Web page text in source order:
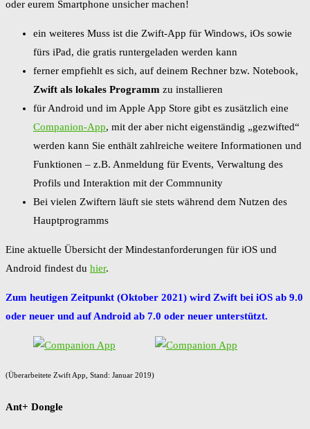
oder eurem Smartphone unsicher machen!
ein weiteres Muss ist die Zwift-App für Windows, iOs sowie
fürs iPad, die gratis runtergeladen werden kann
ferner empfiehlt es sich, auf deinem Rechner bzw. Notebook,
Zwift als lokales Programm zu installieren
für Android und im Apple App Store gibt es zusätzlich eine
Companion-App, mit der aber nicht eigenständig „gezwifted“
werden kann Sie enthält zahlreiche weitere Informationen und
Funktionen – z.B. Anmeldung für Events, Verwaltung des
Profils und Interaktion mit der Commnunity
Bei vielen Zwiftern läuft sie stets während dem Nutzen des
Hauptprogramms
Eine aktuelle Übersicht der Mindestanforderungen für iOS und
Android findest du hier.
Zum heutigen Zeitpunkt (Oktober 2021) wird Zwift bei iOS ab 9.0
oder neuer und auf Android ab 7.0 oder neuer unterstützt.
(Überarbeitete Zwift App, Stand: Januar 2019)
Ant+ Dongle